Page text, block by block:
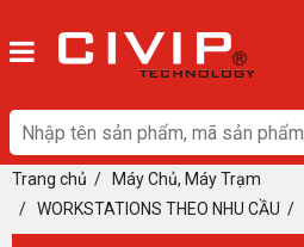
Trang chủ /
Máy Chủ, Máy Trạm
/ WORKSTATIONS THEO NHU CẦU /